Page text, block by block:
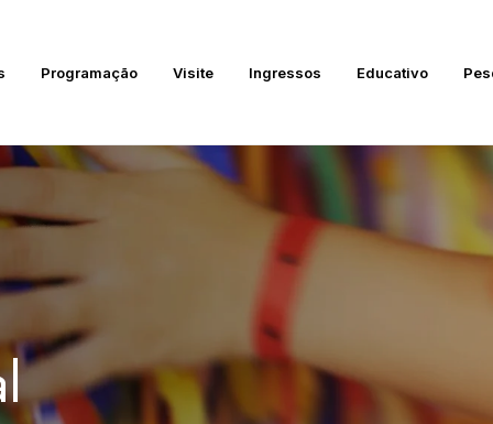
Programação Visite Ingressos Educativo